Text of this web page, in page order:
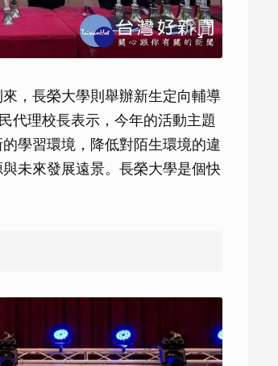
，長榮大學則舉辦新生定向輔導
代理校長表示，今年的活動主題
學習環境，降低對陌生環境的違
未來發展遠景。長榮大學是個快